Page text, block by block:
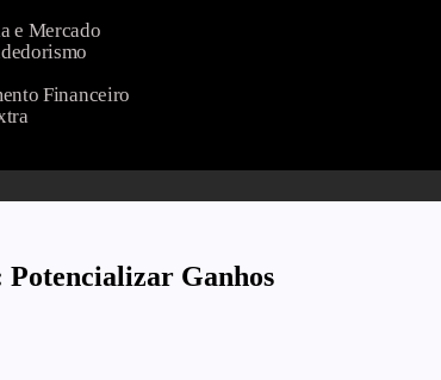
e Mercado
Financeiro
Potencializar Ganhos